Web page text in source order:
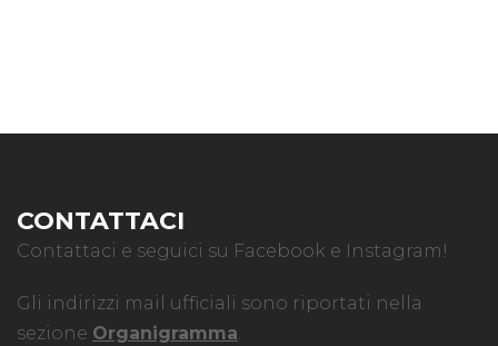
CONTATTACI
Contattaci e seguici su Facebook e Instagram!
Gli indirizzi mail ufficiali sono riportati nella
sezione Organigramma.